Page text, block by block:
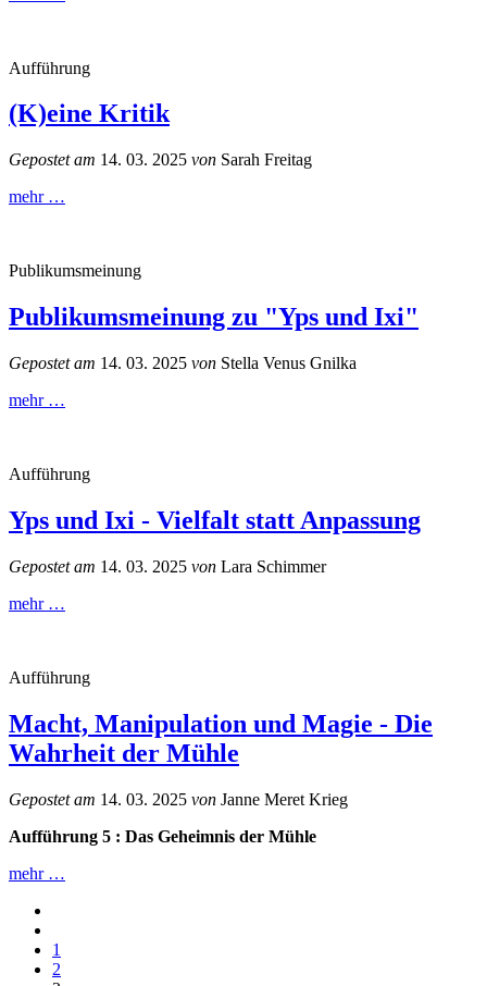
Aufführung
(K)eine Kritik
Gepostet am 14. 03. 2025 von Sarah Freitag
mehr …
Publikumsmeinung
Publikumsmeinung zu "Yps und Ixi"
Gepostet am 14. 03. 2025 von Stella Venus Gnilka
mehr …
Aufführung
Yps und Ixi - Vielfalt statt Anpassung
Gepostet am 14. 03. 2025 von Lara Schimmer
mehr …
Aufführung
Macht, Manipulation und Magie - Die
Wahrheit der Mühle
Gepostet am 14. 03. 2025 von Janne Meret Krieg
Aufführung 5 : Das Geheimnis der Mühle
mehr …
1
2